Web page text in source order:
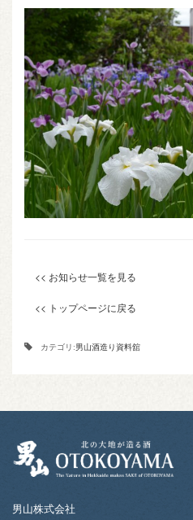
<< お知らせ一覧を見る
<< トップページに戻る
カテゴリ:男山酒造り資料舘
男山株式会社